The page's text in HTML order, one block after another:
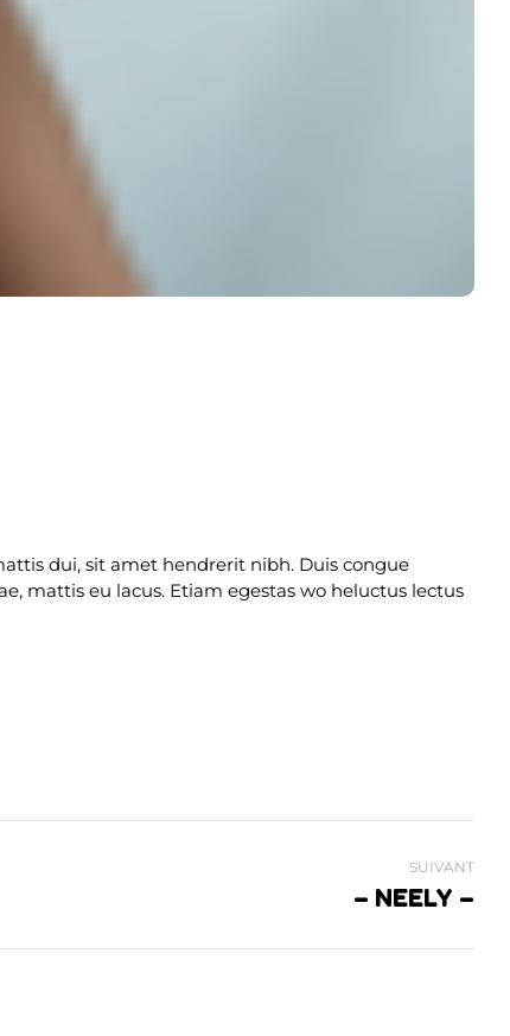
dui, sit amet hendrerit nibh. Duis congue
mattis eu lacus. Etiam egestas wo heluctus lectus
SUIVANT
– NEELY –